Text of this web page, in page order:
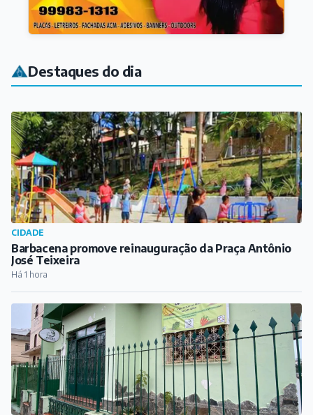
Destaques do dia
CIDADE
Barbacena promove reinauguração da Praça Antônio
José Teixeira
Há 1 hora